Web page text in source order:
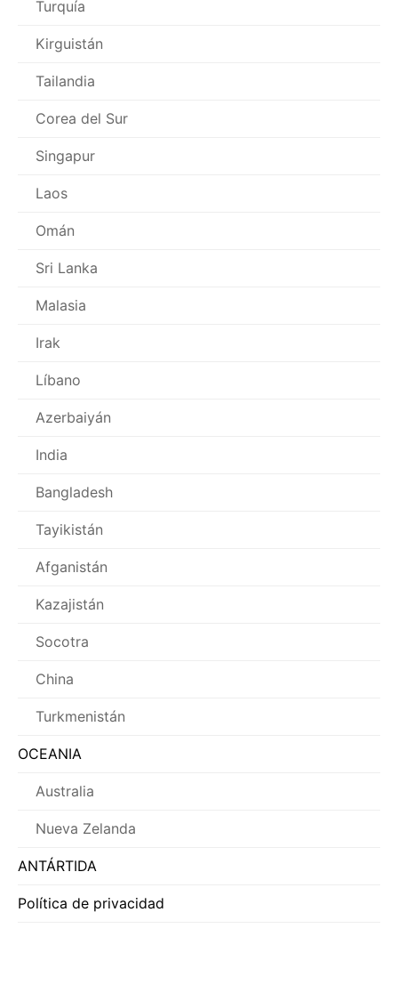
Turquía
Kirguistán
Tailandia
Corea del Sur
Singapur
Laos
Omán
Sri Lanka
Malasia
Irak
Líbano
Azerbaiyán
India
Bangladesh
Tayikistán
Afganistán
Kazajistán
Socotra
China
Turkmenistán
OCEANIA
Australia
Nueva Zelanda
ANTÁRTIDA
Política de privacidad